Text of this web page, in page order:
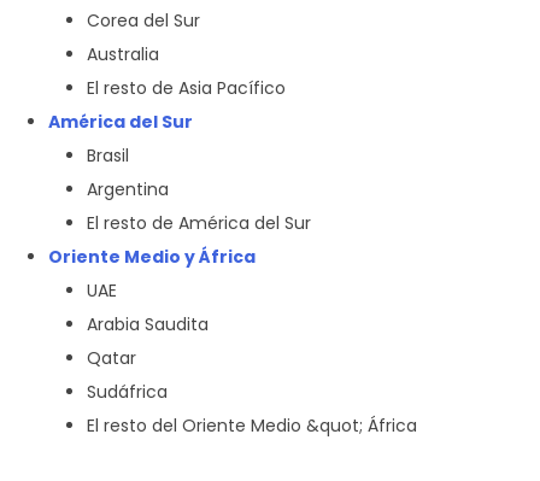
Corea del Sur
Australia
El resto de Asia Pacífico
América del Sur
Brasil
Argentina
El resto de América del Sur
Oriente Medio y África
UAE
Arabia Saudita
Qatar
Sudáfrica
El resto del Oriente Medio &quot; África